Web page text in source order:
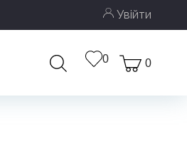
Увійти
0 0